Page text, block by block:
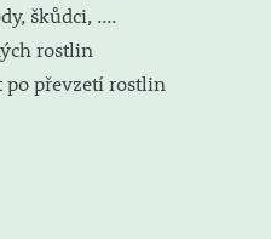
škůdci, ....
rostlin
po převzetí rostlin